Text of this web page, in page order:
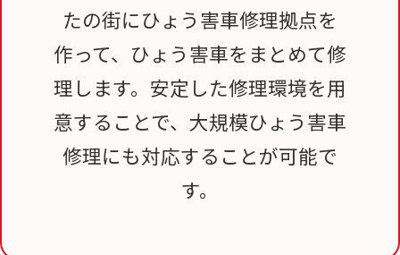
たの街にひょう害車修理拠点を
作って、ひょう害車をまとめて修
理します。安定した修理環境を用
意することで、大規模ひょう害車
修理にも対応することが可能で
す。